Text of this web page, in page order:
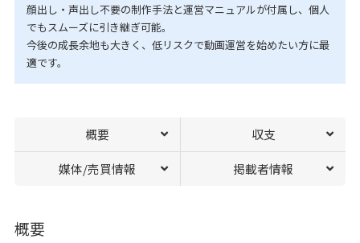
顔出し・声出し不要の制作手法と運営マニュアルが付属し、個人
でもスムーズに引き継ぎ可能。
今後の成長余地も大きく、低リスクで動画運営を始めたい方に最
適です。
概要 収支
媒体/売買情報 掲載者情報
概要